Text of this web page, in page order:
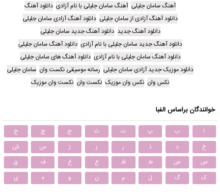
آهنگ سامان جلیلی آهنگ سامان جلیلی با نام آزادی دانلود آهنگ
دانلود آهنگ آزادی از سامان جلیلی دانلود آهنگ آزادی سامان جلیلی
دانلود آهنگ جدید دانلود آهنگ جدید سامان جلیلی
دانلود آهنگ جدید سامان جلیلی با نام آزادی دانلود آهنگ سامان جلیلی
دانلود آهنگ سامان جلیلی با نام آزادی دانلود آهنگ های سامان جلیلی
دانلود موزیک جدید آزادی سامان جلیلی رسانه موسیقی نکست وان سامان جلیلی
نکس وان نکس وان موزیک نکست وان نکست وان موزیک
خوانندگان براساس الفبا
ا ب پ ت ث ج چ
ح
خ
د ذ ر ز ژ س
ش
ص
ض ط ظ ع غ ف
ق
ک
گ ل م ن و ه ی